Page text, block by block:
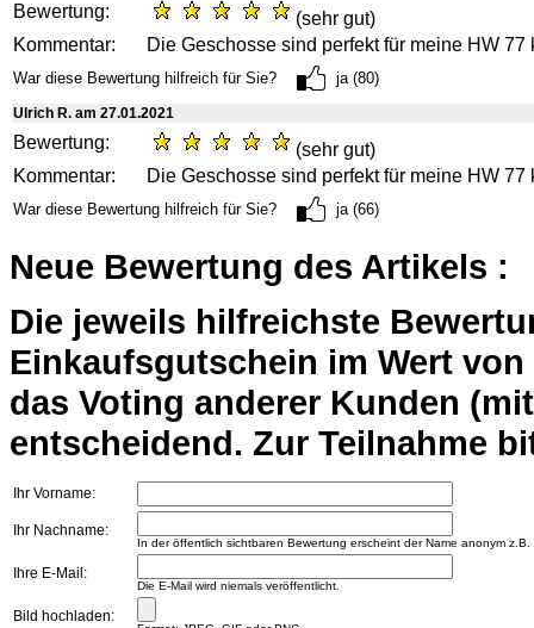
Bewertung:
(sehr gut)
Kommentar:
Die Geschosse sind perfekt für meine HW 77
War diese Bewertung hilfreich für Sie? ja (80)
Ulrich R. am 27.01.2021
Bewertung:
(sehr gut)
Kommentar:
Die Geschosse sind perfekt für meine HW 77
War diese Bewertung hilfreich für Sie? ja (66)
Neue Bewertung des Artikels :
Die jeweils hilfreichste
Einkaufsgutschein im Wert
das Voting anderer Kunden
entscheidend. Zur Teilnahme
Ihr Vorname:
Ihr Nachname:
In der öffentlich sichtbaren Bewertung erscheint der Name anonym
Ihre E-Mail:
Die E-Mail wird niemals veröffentlicht.
Bild hochladen: